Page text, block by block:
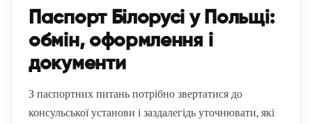
Паспорт Білорусі у Польщі:
обмін, оформлення і
документи
З паспортних питань потрібно звертатися до
консульської установи і заздалегідь уточнювати, які